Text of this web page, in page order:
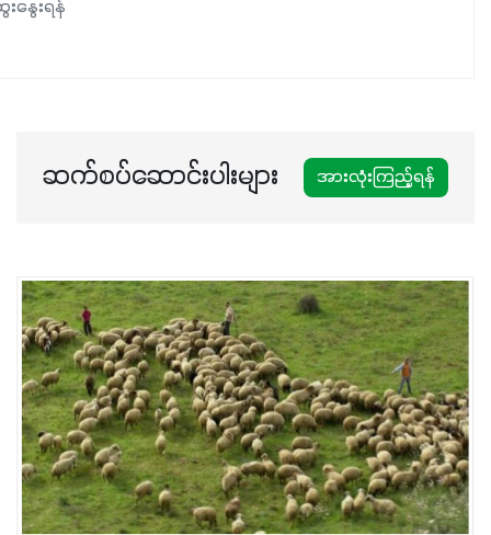
အားလုံးမှာ အသုံးပြုနိုင်တယ်ဆိုတော့ တစ်မျိုးတည်းနဲ့ အားလုံး
နွေးရန်
ဆက်စပ်ဆောင်းပါးများ အားလုံးကြည့်ရန်